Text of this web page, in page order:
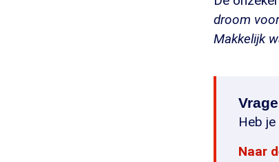
droom
Makkelijk
Heb
Naar